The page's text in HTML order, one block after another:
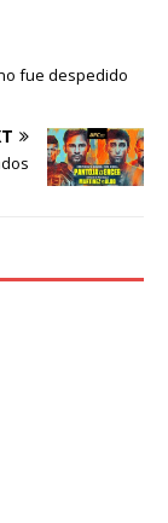
fue despedido